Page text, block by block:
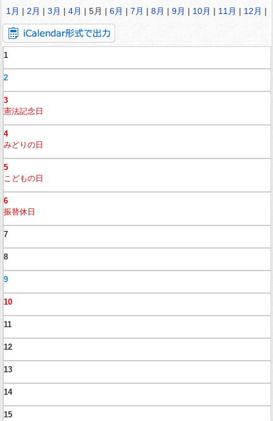
1月 | 2月 | 3月 | 4月 | 5月 | 6月 | 7月 | 8月 | 9月 | 10月 | 11月 | 12月 |
1
2
3
憲法記念日
4
みどりの日
5
こどもの日
6
振替休日
7
8
9
10
11
12
13
14
15